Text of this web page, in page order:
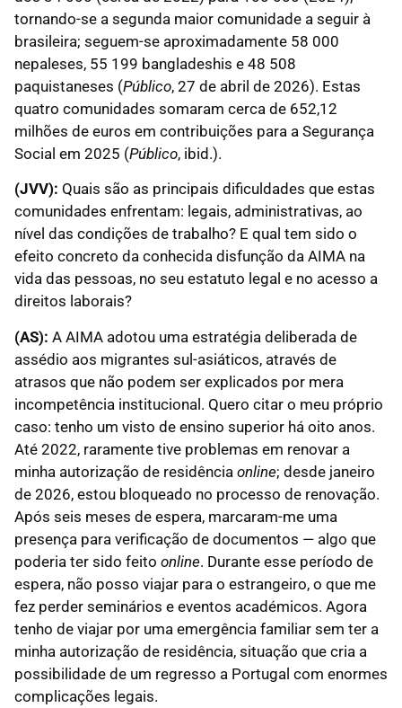
tornando-se a segunda maior comunidade a seguir à
brasileira; seguem-se aproximadamente 58 000
nepaleses, 55 199 bangladeshis e 48 508
paquistaneses (Público, 27 de abril de 2026). Estas
quatro comunidades somaram cerca de 652,12
milhões de euros em contribuições para a Segurança
Social em 2025 (Público, ibid.).
(JVV): Quais são as principais dificuldades que estas
comunidades enfrentam: legais, administrativas, ao
nível das condições de trabalho? E qual tem sido o
efeito concreto da conhecida disfunção da AIMA na
vida das pessoas, no seu estatuto legal e no acesso a
direitos laborais?
(AS): A AIMA adotou uma estratégia deliberada de
assédio aos migrantes sul-asiáticos, através de
atrasos que não podem ser explicados por mera
incompetência institucional. Quero citar o meu próprio
caso: tenho um visto de ensino superior há oito anos.
Até 2022, raramente tive problemas em renovar a
minha autorização de residência online; desde janeiro
de 2026, estou bloqueado no processo de renovação.
Após seis meses de espera, marcaram-me uma
presença para verificação de documentos — algo que
poderia ter sido feito online. Durante esse período de
espera, não posso viajar para o estrangeiro, o que me
fez perder seminários e eventos académicos. Agora
tenho de viajar por uma emergência familiar sem ter a
minha autorização de residência, situação que cria a
possibilidade de um regresso a Portugal com enormes
complicações legais.